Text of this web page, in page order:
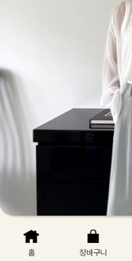
홈 장바구니